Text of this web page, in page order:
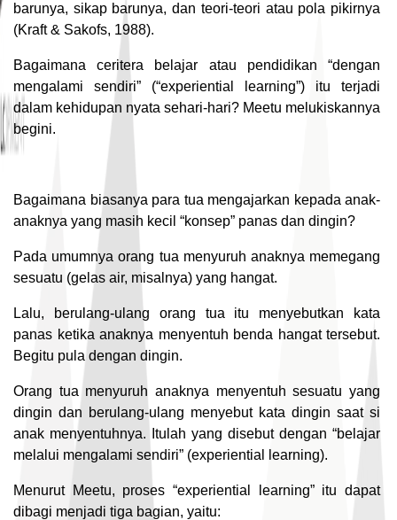
barunya, sikap barunya, dan teori-teori atau pola pikirnya
(Kraft & Sakofs, 1988).
Bagaimana ceritera belajar atau pendidikan “dengan
mengalami sendiri” (“experiential learning”) itu terjadi
dalam kehidupan nyata sehari-hari? Meetu melukiskannya
begini.
Bagaimana biasanya para tua mengajarkan kepada anak-
anaknya yang masih kecil “konsep” panas dan dingin?
Pada umumnya orang tua menyuruh anaknya memegang
sesuatu (gelas air, misalnya) yang hangat.
Lalu, berulang-ulang orang tua itu menyebutkan kata
panas ketika anaknya menyentuh benda hangat tersebut.
Begitu pula dengan dingin.
Orang tua menyuruh anaknya menyentuh sesuatu yang
dingin dan berulang-ulang menyebut kata dingin saat si
anak menyentuhnya. Itulah yang disebut dengan “belajar
melalui mengalami sendiri” (experiential learning).
Menurut Meetu, proses “experiential learning” itu dapat
dibagi menjadi tiga bagian, yaitu: